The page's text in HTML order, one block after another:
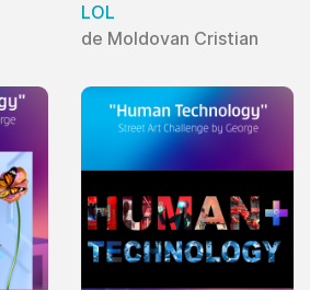
LOL
de Moldovan Cristian